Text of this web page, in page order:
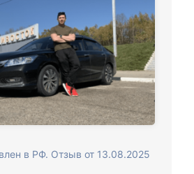
в РФ. Отзыв от 13.08.2025